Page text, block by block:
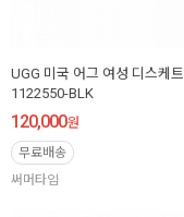
UGG 미국 어그 여성 디스케트
1122550-BLK
120,000원
무료배송
써머타임